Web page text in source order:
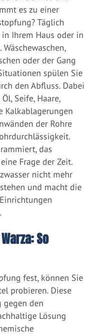
es zu einer
Täglich
Ihrem Haus oder in
oder der Gang
spülen Sie
den Abfluss. Dabei
Seife, Haare,
Kalkablagerungen
der Rohre
das
Frage der Zeit.
nicht mehr
und macht die
So
fest, können Sie
probieren. Diese
den
Lösung